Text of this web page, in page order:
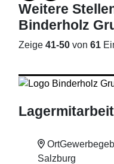
Weitere
Binderholz
Zeige41-50 von61
Ort
Salzburg